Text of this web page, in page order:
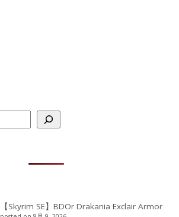
【Skyrim SE】BDOr Drakania Exclair Armor